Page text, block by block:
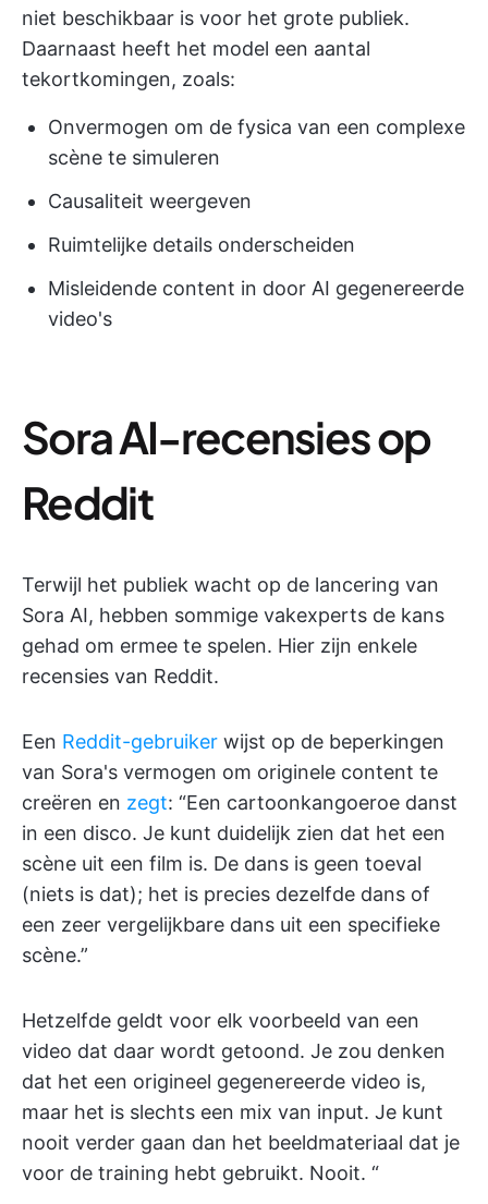
niet beschikbaar is voor het grote publiek.
Daarnaast heeft het model een aantal
tekortkomingen, zoals:
Onvermogen om de fysica van een complexe
scène te simuleren
Causaliteit weergeven
Ruimtelijke details onderscheiden
Misleidende content in door AI gegenereerde
video's
Sora AI-recensies op
Reddit
Terwijl het publiek wacht op de lancering van
Sora AI, hebben sommige vakexperts de kans
gehad om ermee te spelen. Hier zijn enkele
recensies van Reddit.
Een Reddit-gebruiker wijst op de beperkingen
van Sora's vermogen om originele content te
creëren en zegt: “Een cartoonkangoeroe danst
in een disco. Je kunt duidelijk zien dat het een
scène uit een film is. De dans is geen toeval
(niets is dat); het is precies dezelfde dans of
een zeer vergelijkbare dans uit een specifieke
scène.”
Hetzelfde geldt voor elk voorbeeld van een
video dat daar wordt getoond. Je zou denken
dat het een origineel gegenereerde video is,
maar het is slechts een mix van input. Je kunt
nooit verder gaan dan het beeldmateriaal dat je
voor de training hebt gebruikt. Nooit. “